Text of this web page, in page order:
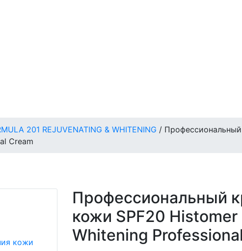
201 REJUVENATING & WHITENING /
Cream
Профессиональный
кожи SPF20 Histomer
Whitening